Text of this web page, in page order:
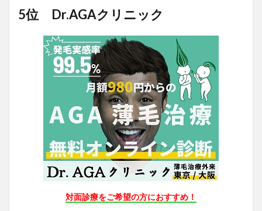
5位 Dr.AGAクリニック
対面診療をご希望の方におすすめ！